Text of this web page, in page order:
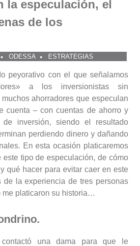
la especulación, el
de los
ODESSA ESTRATEGIAS
peyorativo con el que señalamos
a los inversionistas sin
ahorradores que especulan
cuenta – con cuentas de ahorro y
de inversión, siendo el resultado
perdiendo dinero y dañando
En esta ocasión platicaremos
este tipo de especulación, de cómo
qué hacer para evitar caer en este
de la experiencia de tres personas
me platicaron su historia…
una dama para que le